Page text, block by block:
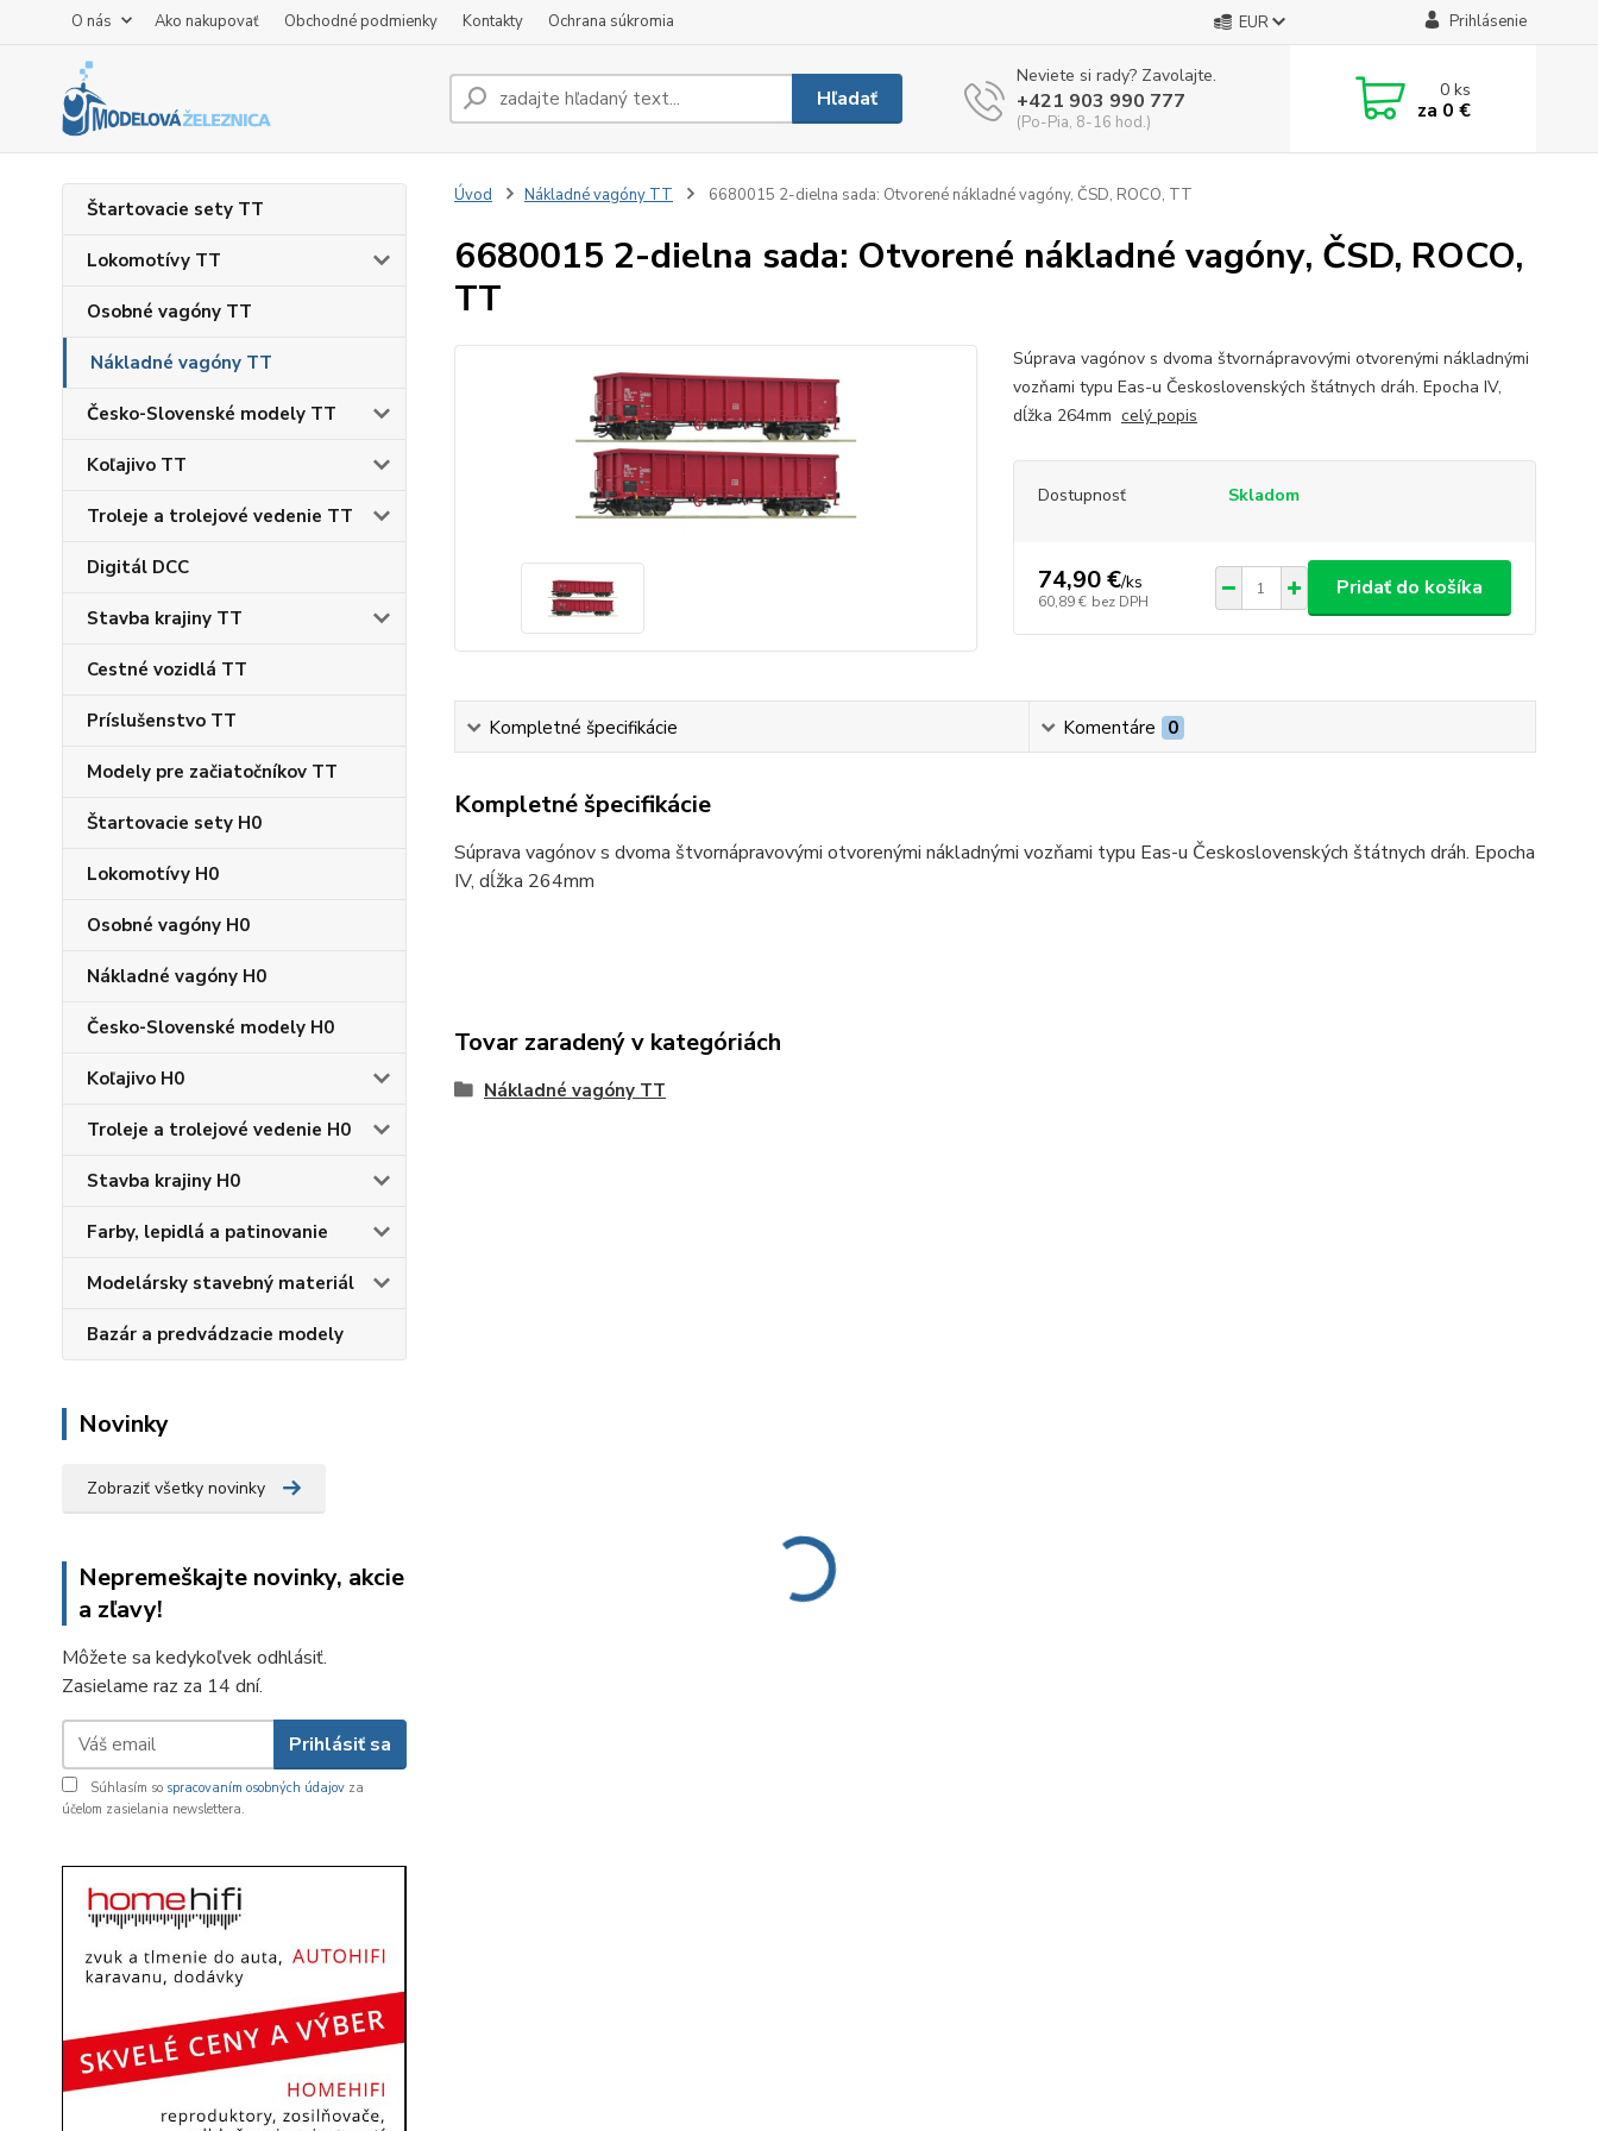
O nás Ako nakupovať Obchodné podmienky Kontakty Ochrana súkromia EUR Prihlásenie
Hľadať
Neviete si rady? Zavolajte.
+421 903 990 777
(Po-Pia, 8-16 hod.)
0ks
za 0 €
Štartovacie sety TT
Lokomotívy TT
Osobné vagóny TT
Nákladné vagóny TT
Česko-Slovenské modely TT
Koľajivo TT
Troleje a trolejové vedenie TT
Digitál DCC
Stavba krajiny TT
Cestné vozidlá TT
Príslušenstvo TT
Modely pre začiatočníkov TT
Štartovacie sety H0
Lokomotívy H0
Osobné vagóny H0
Nákladné vagóny H0
Česko-Slovenské modely H0
Koľajivo H0
Troleje a trolejové vedenie H0
Stavba krajiny H0
Farby, lepidlá a patinovanie
Modelársky stavebný materiál
Bazár a predvádzacie modely
Novinky
Zobraziť všetky novinky
Nepremeškajte novinky, akcie
a zľavy!
Môžete sa kedykoľvek odhlásiť.
Zasielame raz za 14 dní.
Prihlásiť sa
Súhlasím so spracovaním osobných údajov za
účelom zasielania newslettera.
Úvod Nákladné vagóny TT 6680015 2-dielna sada: Otvorené nákladné vagóny, ČSD, ROCO, TT
6680015 2-dielna sada: Otvorené nákladné vagóny, ČSD, ROCO,
TT
Súprava vagónov s dvoma štvornápravovými otvorenými nákladnými
vozňami typu Eas-u Československých štátnych dráh. Epocha IV,
dĺžka 264mm celý popis
Dostupnosť Skladom
74,90 €/ks
60,89 € bez DPH
Pridať do košíka
Kompletné špecifikácie Komentáre 0
Kompletné špecifikácie
Súprava vagónov s dvoma štvornápravovými otvorenými nákladnými vozňami typu Eas-u Československých štátnych dráh. Epocha
IV, dĺžka 264mm
Tovar zaradený v kategóriách
Nákladné vagóny TT